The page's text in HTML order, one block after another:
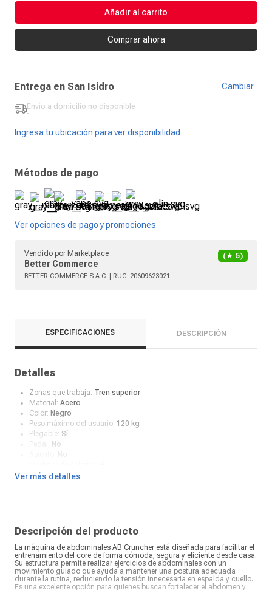
Añadir al carrito
Comprar ahora
Entrega en San Isidro Cambiar
Envío a domicilio no disponible
-
Ingresa tu ubicación para ver disponibilidad
Métodos de pago
Ver opciones de pago y promociones
Vendido por Marketplace
Better Commerce
(★ 5)
BETTER COMMERCE S.A.C. | RUC: 20609623021
ESPECIFICACIONES DESCRIPCIÓN
Detalles
Zonas que trabaja: Tren superior
Material: Acero
Color: Negro
Peso máximo del usuario: 120 kg
Plegable: Sí
No
Medidor de ritmo cardiaco:
Soportes:Sí
adaptarse desde el principio a tus necesidades
Recomendaciones de uso:Hará que sientas con fuerza la
focalización al contraer el grupo muscular de los abdominales
¿Qué incluye en la caja?:Una unidad
Panel digital:Sí
Ver más detalles
Descripción del producto
La máquina de abdominales AB Cruncher está diseñada para facilitar el
entrenamiento del core de forma cómoda, segura y eficiente desde casa.
Su estructura permite realizar ejercicios de abdominales con un
movimiento guiado que ayuda a mantener una postura adecuada
durante la rutina, reduciendo la tensión innecesaria en espalda y cuello.
Es una excelente opción para quienes buscan fortalecer el abdomen y